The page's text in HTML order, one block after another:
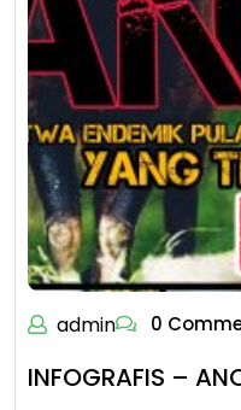
admin 0
INFOGRAFIS –